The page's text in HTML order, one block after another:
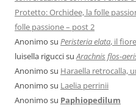
Protetto: Orchidee, la folle
folle passione – post 2
Anonimo su Peristeria elata, il
luisella riguccisu Arachnis flos-
Anonimo su Haraella retrocalla,
Anonimo su Laelia perrinii
Anonimo su Paphiopedilum